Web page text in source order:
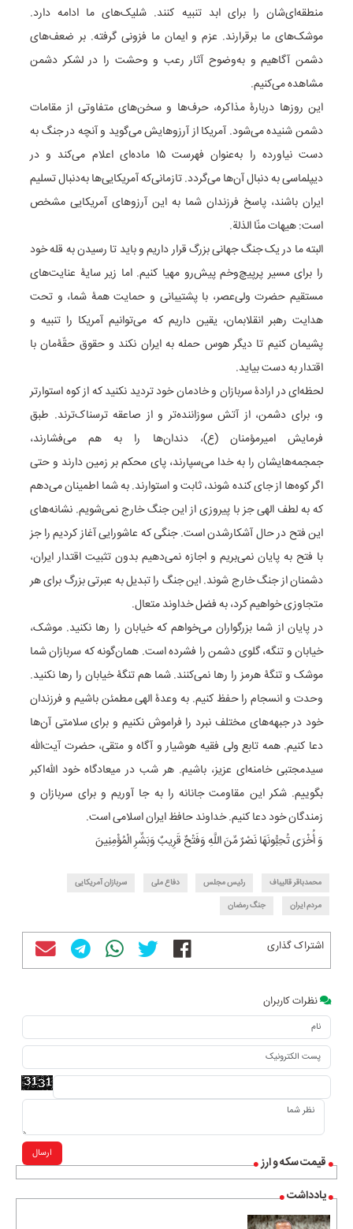
قیمت سکه و ارز
یادداشت
منطقه‌ای‌شان را برای ابد تنبیه کنند. شلیک‌های ما ادامه دارد.
موشک‌های ما برقرارند. عزم و ایمان ما فزونی گرفته. بر ضعف‌های
دشمن آگاهیم و به‌وضوح آثار رعب و وحشت را در لشکر دشمن
مشاهده می‌کنیم.
این روزها دربارۀ مذاکره، حرف‌ها و سخن‌های متفاوتی از مقامات
دشمن شنیده می‌شود. آمریکا از آرزوهایش می‌گوید و آنچه در جنگ به
دست نیاورده را به‌عنوان فهرست ۱۵ ماده‌ای اعلام می‌کند و در
دیپلماسی به دنبال آن‌ها می‌گردد. تازمانی‌که آمریکایی‌ها به‌دنبال تسلیم
ایران باشند، پاسخ فرزندان شما به این آرزوهای آمریکایی مشخص
است: هیهات منّا الذلة.
البته ما در یک جنگ جهانی بزرگ قرار داریم و باید تا رسیدن به قله خود
را برای مسیر پرپیچ‌وخم پیش‌رو مهیا کنیم. اما زیر سایۀ عنایت‌های
مستقیم حضرت ولی‌عصر، با پشتیبانی و حمایت همۀ شما، و تحت
هدایت رهبر انقلابمان، یقین داریم که می‌توانیم آمریکا را تنبیه و
پشیمان کنیم تا دیگر هوس حمله به ایران نکند و حقوق حقّۀ‌مان با
اقتدار به دست بیاید.
لحظه‌ای در ارادۀ سربازان و خادمان خود تردید نکنید که از کوه استوارتر
و، برای دشمن، از آتش سوزاننده‌تر و از صاعقه ترسناک‌ترند. طبق
فرمایش امیرمؤمنان (ع)، دندان‌ها را به هم می‌فشارند،
جمجمه‌هایشان را به خدا می‌سپارند، پای محکم بر زمین دارند و حتی
اگر کوه‌ها از جای کنده شوند، ثابت و استوارند. به شما اطمینان می‌دهم
که به لطف الهی جز با پیروزی از این جنگ خارج نمی‌شویم. نشانه‌های
این فتح در حال آشکارشدن است. جنگی که عاشورایی آغاز کردیم را جز
با فتح به پایان نمی‌بریم و اجازه نمی‌دهیم بدون تثبیت اقتدار ایران،
دشمنان از جنگ خارج شوند. این جنگ را تبدیل به عبرتی بزرگ برای هر
متجاوزی خواهیم کرد، به فضل خداوند متعال.
در پایان از شما بزرگواران می‌خواهم که خیابان را رها نکنید. موشک،
خیابان و تنگه، گلوی دشمن را فشرده است. همان‌گونه که سربازان شما
موشک و تنگۀ هرمز را رها نمی‌کنند. شما هم تنگۀ خیابان را رها نکنید.
وحدت و انسجام را حفظ کنیم. به وعدۀ الهی مطمئن باشیم و فرزندان
خود در جبهه‌های مختلف نبرد را فراموش نکنیم و برای سلامتی آن‌ها
دعا کنیم. همه تابع ولی فقیه هوشیار و آگاه و متقی، حضرت آیت‌الله
سیدمجتبی خامنه‌ای عزیز، باشیم. هر شب در میعادگاه خود الله‌اکبر
بگوییم. شکر این مقاومت جانانه را به جا آوریم و برای سربازان و
زمندگان خود دعا کنیم. خداوند حافظ ایران اسلامی است.
وَ أُخْرَی‏ تُحِبُّونَهَا نَصْرٌ مِّنَ اللَّهِ وَفَتْحٌ قَرِیبٌ وَبَشِّرِ الْمُؤْمِنِینَ‏
محمدباقر قالیباف رئیس مجلس دفاع ملی
سربازان آمریکایی
مردم ایران
جنگ رمضان
اشتراک گذاری
نظرات کاربران
ارسال